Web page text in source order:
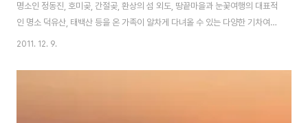
명소인 정동진, 호미곶, 간절곶, 환상의 섬 외도, 땅끝마을과 눈꽃여행의 대표적
인 명소 덕유산, 태백산 등을 온 가족이 알차게 다녀올 수 있는 다양한 기차여행
상품을 내놓았다. 우리나라의 가장 유명한 신년 해돋이 명소를 찾아 떠나는 기
거운 추억을 쌓을 수 있는 기차여행 상품”이라고 코레일투어 관계자는 전했다.
2011. 12. 9.